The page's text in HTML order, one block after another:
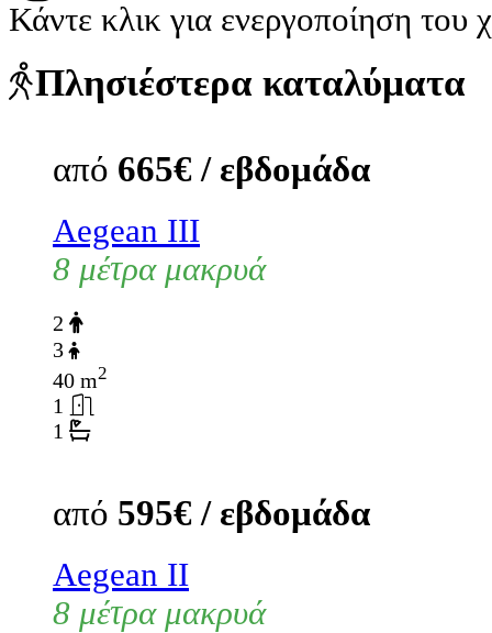
Κάντε κλικ για ενεργοποίηση του
Πλησιέστερα καταλύματα
από 665€ / εβδομάδα
Aegean III
8 μέτρα μακρυά
2
3
40 m2
1
1
από 595€ / εβδομάδα
Aegean II
8 μέτρα μακρυά